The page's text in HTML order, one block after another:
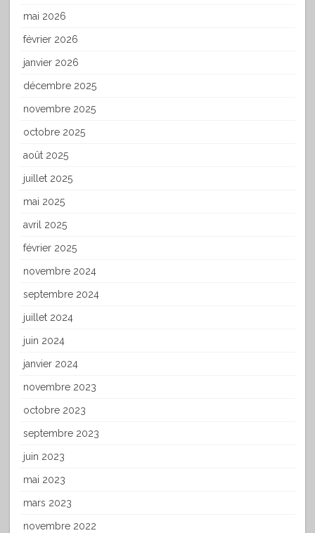
mai 2026
février 2026
janvier 2026
décembre 2025
novembre 2025
octobre 2025
août 2025
juillet 2025
mai 2025
avril 2025
février 2025
novembre 2024
septembre 2024
juillet 2024
juin 2024
janvier 2024
novembre 2023
octobre 2023
septembre 2023
juin 2023
mai 2023
mars 2023
novembre 2022